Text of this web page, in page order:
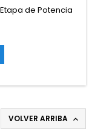
Etapa de Potencia
VOLVER ARRIBA 